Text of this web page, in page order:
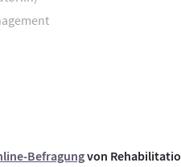
Befragungvon